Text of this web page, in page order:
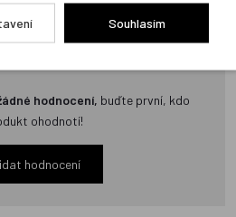
hodnocení, buďte první, kdo
ohodnotí!
hodnocení
Souhlasím